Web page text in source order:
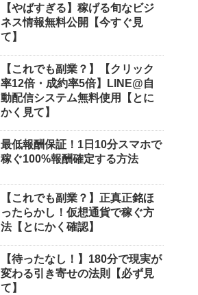
【やばすぎる】稼げる旬なビジ
ネス情報無料公開【今すぐ見
て】
【これでも副業？】【クリック
率12倍・成約率5倍】LINE@自
動配信システム無料使用【とに
かく見て】
最低報酬保証！1日10分スマホで
稼ぐ100%報酬確定する方法
【これでも副業？】正真正銘ほ
ったらかし！仮想通貨で稼ぐ方
法【とにかく確認】
【待ったなし！】180分で現実が
変わる引き寄せの法則【必ず見
て】